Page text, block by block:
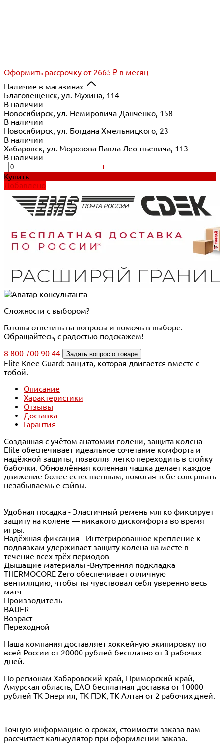
Оформить рассрочку от 2665 ₽ в месяц
Наличие в магазинах
Благовещенск, ул. Мухина, 114
В наличии
Новосибирск, ул. Немировича-Данченко, 158
В наличии
Новосибирск, ул. Богдана Хмельницкого, 23
В наличии
Хабаровск, ул. Морозова Павла Леонтьевича, 113
В наличии
-
+
Купить
Добавлено
Сложности с выбором?
Готовы ответить на вопросы и помочь в выборе.
Обращайтесь, с радостью подскажем!
8 800 700 90 44
Задать вопрос о товаре
Elite Knee Guard: защита, которая двигается вместе с
тобой.
Описание
Характеристики
Отзывы
Доставка
Гарантия
Созданная с учётом анатомии голени, защита колена
Elite обеспечивает идеальное сочетание комфорта и
надёжной защиты, позволяя легко переходить в стойку
бабочки. Обновлённая коленная чашка делает каждое
движение более естественным, помогая тебе совершать
незабываемые сэйвы.
Удобная посадка - Эластичный ремень мягко фиксирует
защиту на колене — никакого дискомфорта во время
игры.
Надёжная фиксация - Интегрированное крепление к
подвязкам удерживает защиту колена на месте в
течение всех трёх периодов.
Дышащие материалы -Внутренняя подкладка
THERMOCORE Zero обеспечивает отличную
вентиляцию, чтобы ты чувствовал себя уверенно весь
матч.
Производитель
BAUER
Возраст
Переходной
Наша компания доставляет хоккейную экипировку по
всей России от 20000 рублей бесплатно от 3 рабочих
дней.
По регионам Хабаровский край, Приморский край,
Амурская область, ЕАО бесплатная доставка от 10000
рублей ТК Энергия, ТК ПЭК, ТК Алтан от 2 рабочих дней.
Точную информацию о сроках, стоимости заказа вам
рассчитает калькулятор при оформлении заказа.